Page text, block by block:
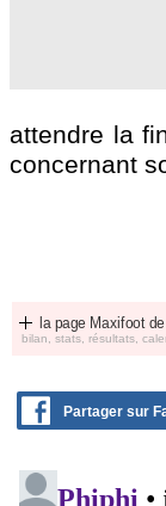
attendre la
concernant
la page Maxifoot
bilan, stats, résultats,
Partager sur